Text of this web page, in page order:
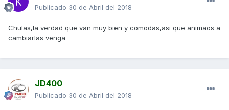
Publicado 30 de Abril del 2018
Chulas,la verdad que van muy bien y comodas,asi que animaos a
cambiarlas venga
JD400
Publicado 30 de Abril del 2018